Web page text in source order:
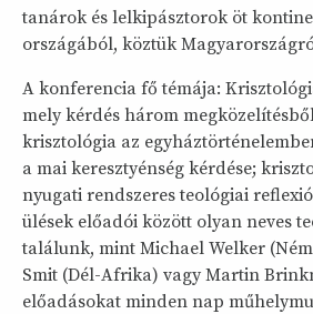
tanárok és lelkipásztorok öt
országából, köztük
A konferencia fő témája:
mely kérdés három
krisztológia az
a mai keresztyénség kérdése;
nyugati rendszeres teológiai
ülések előadói között olyan neves
találunk, mint Michael Welker
Smit (Dél-Afrika) vagy Martin
előadásokat minden nap